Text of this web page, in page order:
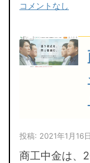
コメントなし
投稿: 2021年1月16日
商工中金は、